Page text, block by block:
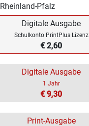
Pfalz
Digitale Ausgabe
Schulkonto PrintPlus Lizenz
€ 2,60
Digitale Ausgabe
1 Jahr
€ 9,30
Print-Ausgabe